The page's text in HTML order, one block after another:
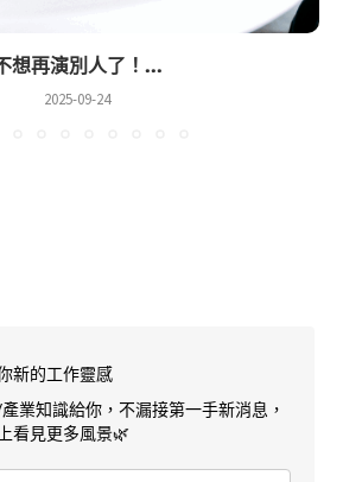
想再演別人了！...
2025-09-24
新的工作靈感
業知識給你，不漏接第一手新消息，
看見更多風景🌿